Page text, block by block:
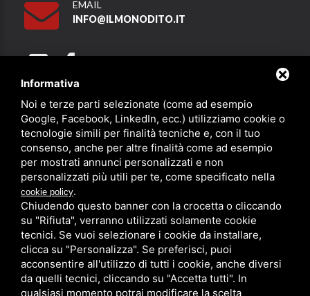
EMAIL
INFO@ILMONODITO.IT
Partner
PRIVACY SITEMAP/ QUESTO SITO È PROTETTO DA GOOGLE
RECAPTCHA V3,PRIVACY POLICYE TERMS OF SERVICEDI GOOGLE.
Informativa
Noi e terze parti selezionate (come ad esempio
Google, Facebook, LinkedIn, ecc.) utilizziamo cookie o
tecnologie simili per finalità tecniche e, con il tuo
consenso, anche per altre finalità come ad esempio
per mostrati annunci personalizzati e non
personalizzati più utili per te, come specificato nella
cookie policy.
Chiudendo questo banner con la crocetta o cliccando
su "Rifiuta", verranno utilizzati solamente cookie
tecnici. Se vuoi selezionare i cookie da installare,
clicca su "Personalizza". Se preferisci, puoi
acconsentire all'utilizzo di tutti i cookie, anche diversi
da quelli tecnici, cliccando su "Accetta tutti". In
qualsiasi momento potrai modificare la scelta